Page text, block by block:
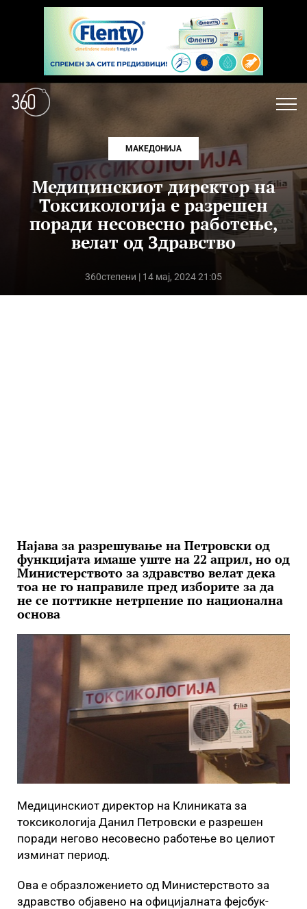
МАКЕДОНИЈА
Медицинскиот директор на
Токсикологија е разрешен
поради несовесно работење,
велат од Здравство
360степени | 14 мај, 2024 21:05
Најава за разрешување на Петровски од
функцијата имаше уште на 22 април, но од
Министерството за здравство велат дека
тоа не го направиле пред изборите за да
не се поттикне нетрпение по национална
основа
Медицинскиот директор на Клиниката за
токсикологија Данил Петровски е разрешен
поради негово несовесно работење во целиот
изминат период.
Ова е образложението од Министерството за
здравство објавено на официјалната фејсбук-